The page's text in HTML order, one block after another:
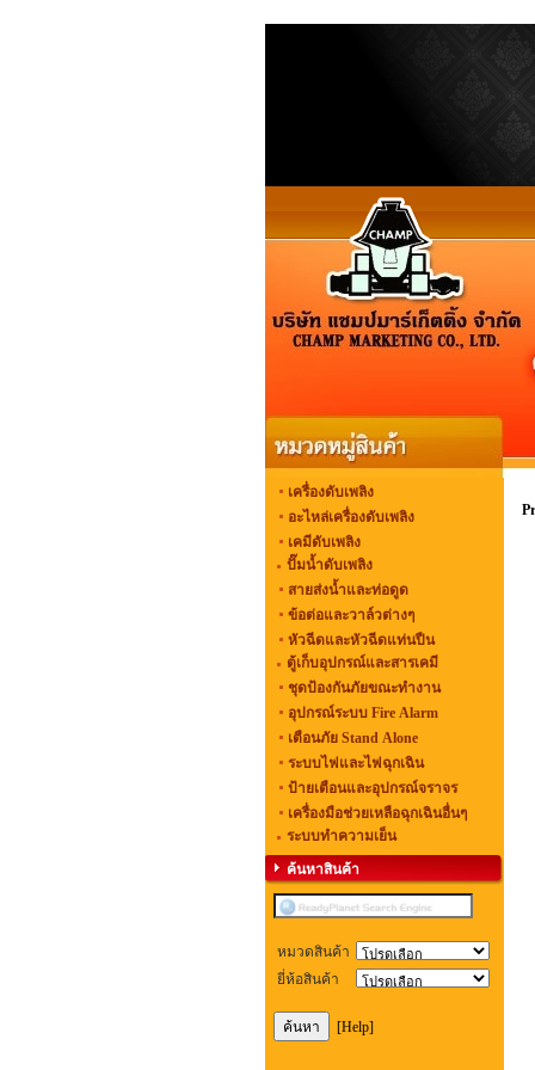
เครื่องดับเพลิง
อะไหล่เครื่องดับเพลิง
เคมีดับเพลิง
ปั๊มน้ำดับเพลิง
สายส่งน้ำและท่อดูด
ข้อต่อและวาล์วต่างๆ
หัวฉีดและหัวฉีดแท่นปืน
ตู้เก็บอุปกรณ์และสารเคมี
ชุดป้องกันภัยขณะทำงาน
อุปกรณ์ระบบ Fire Alarm
เตือนภัย Stand Alone
ระบบไฟและไฟฉุกเฉิน
ป้ายเตือนและอุปกรณ์จราจร
เครื่องมือช่วยเหลือฉุกเฉินอื่นๆ
ระบบทำความเย็น
ค้นหาสินค้า
หมวดสินค้า
ยี่ห้อสินค้า
[Help]